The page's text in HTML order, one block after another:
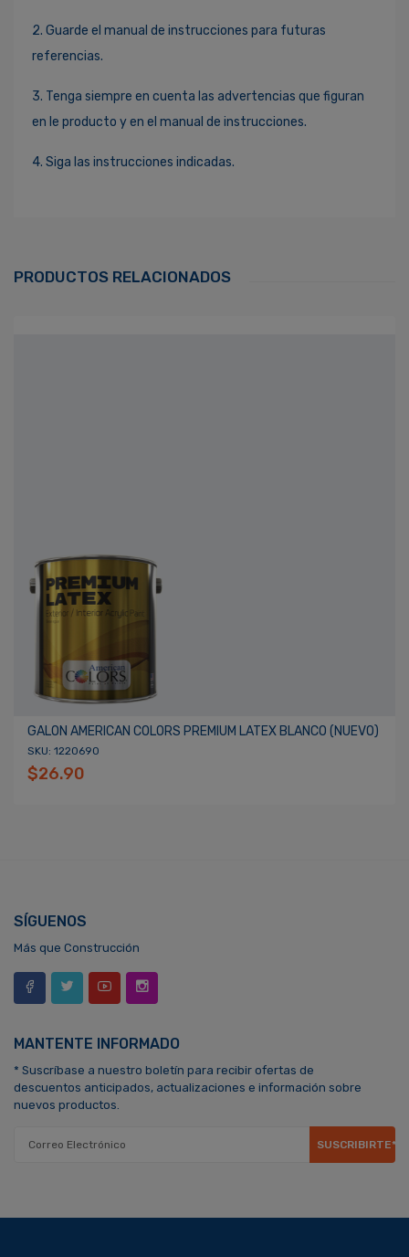
2. Guarde el manual de instrucciones para futuras
referencias.
3. Tenga siempre en cuenta las advertencias que figuran
en le producto y en el manual de instrucciones.
4. Siga las instrucciones indicadas.
PRODUCTOS RELACIONADOS
GALON AMERICAN COLORS PREMIUM LATEX BLANCO (NUEVO)
SKU: 1220690
$26.90
SÍGUENOS
Más que Construcción
MANTENTE INFORMADO
* Suscríbase a nuestro boletín para recibir ofertas de
descuentos anticipados, actualizaciones e información sobre
nuevos productos.
SUSCRIBIRTE*